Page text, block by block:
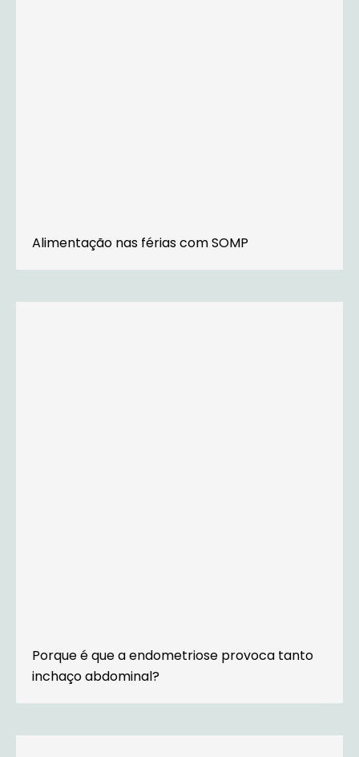
Alimentação nas férias com SOMP
Porque é que a endometriose provoca tanto
inchaço abdominal?